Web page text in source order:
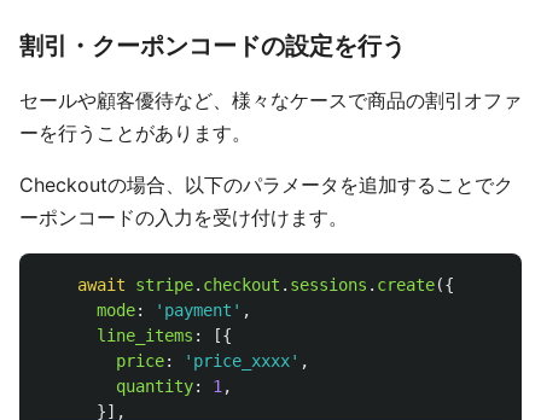
割引・クーポンコードの設定を行う
セールや顧客優待など、様々なケースで商品の割引オファ
ーを行うことがあります。
Checkoutの場合、以下のパラメータを追加することでク
ーポンコードの入力を受け付けます。
await stripe. checkout . sessions . create({
mode: ' payment ' ,
line_items :
[{
price: ' price_xxxx' ,
quantity: 1 ,
}],